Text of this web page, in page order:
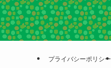
リ
ー
プライバシーポリシー